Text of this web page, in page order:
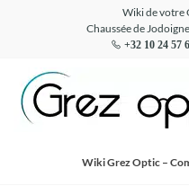
Wiki de votre
Chaussée de
+32 10 24 57
Wiki Grez Optic –